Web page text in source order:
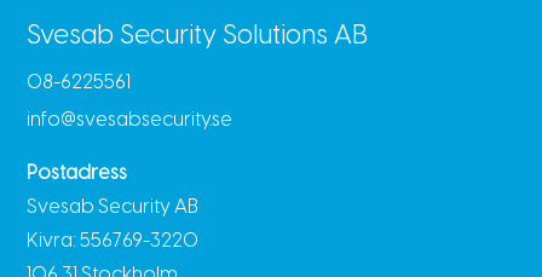
Svesab Security Solutions AB
08-6225561
info@svesabsecurity.se
Postadress
Svesab Security AB
Kivra: 556769-3220